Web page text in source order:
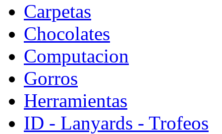
Carpetas
Chocolates
Computacion
Gorros
Herramientas
ID - Lanyards - Trofeos